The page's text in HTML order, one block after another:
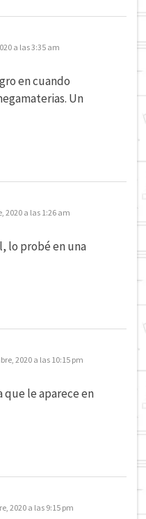
a las 3:35 am
en cuando
Un
2020 a las 1:26 am
lo probé en una
2020 a las 10:15 pm
que le aparece en
2020 a las 9:15 pm